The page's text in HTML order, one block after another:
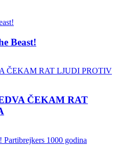
Beast!
ČEKAM RAT